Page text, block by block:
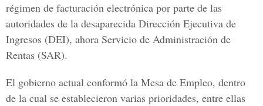
régimen de facturación electrónica por parte de las
autoridades de la desaparecida Dirección Ejecutiva de
Ingresos (DEI), ahora Servicio de Administración de
Rentas (SAR).
El gobierno actual conformó la Mesa de Empleo, dentro
de la cual se establecieron varias prioridades, entre ellas